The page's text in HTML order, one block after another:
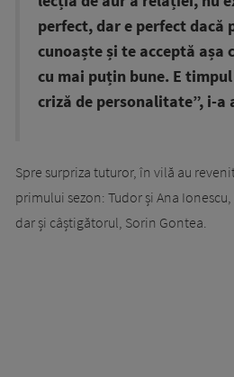
perfect, dar e perfect dacă
cunoaște și te acceptă așa
cu mai puțin bune. E
criză de personalitate”, i-a
Spre surpriza tuturor, în vilă au
primului sezon: Tudor și Ana
dar și câștigătorul, Sorin Gontea.